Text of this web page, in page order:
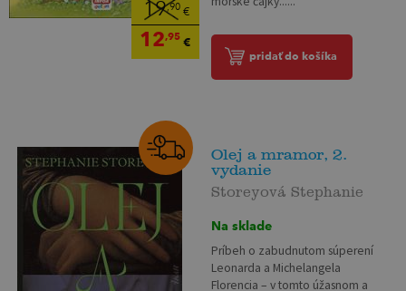
19,90€
12,95€
pridať do košíka
Olej a mramor, 2.
vydanie
Storeyová Stephanie
Na sklade
Príbeh o zabudnutom súperení
Leonarda a Michelangela
Florencia – v tomto úžasnom a